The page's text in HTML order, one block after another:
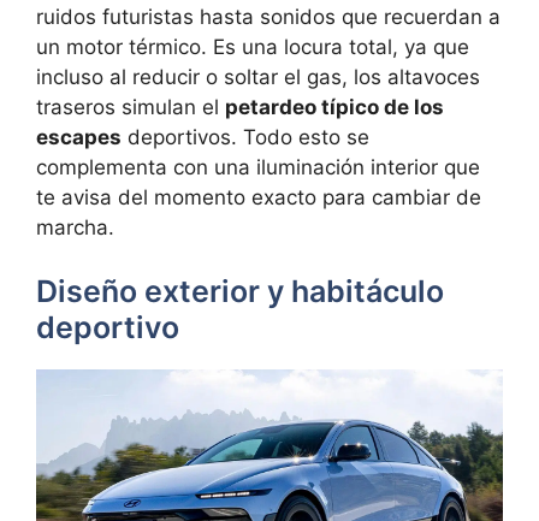
ruidos futuristas hasta sonidos que recuerdan a
un motor térmico. Es una locura total, ya que
incluso al reducir o soltar el gas, los altavoces
traseros simulan el petardeo típico de los
escapes deportivos. Todo esto se
complementa con una iluminación interior que
te avisa del momento exacto para cambiar de
marcha.
Diseño exterior y habitáculo
deportivo